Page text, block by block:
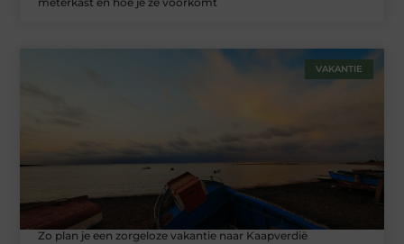
VAKANTIE
Zo plan je een zorgeloze vakantie naar Kaapverdië